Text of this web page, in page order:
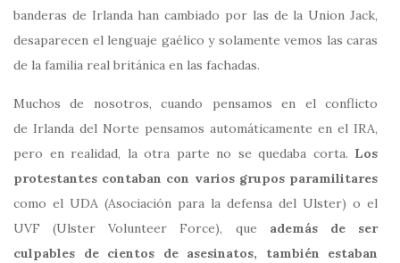
banderas de Irlanda han cambiado por las de la Union Jack,
desaparecen el lenguaje gaélico y solamente vemos las caras
de la familia real británica en las fachadas.
Muchos de nosotros, cuando pensamos en el conflicto
de Irlanda del Norte pensamos automáticamente en el IRA,
pero en realidad, la otra parte no se quedaba corta. Los
protestantes contaban con varios grupos paramilitares
como el UDA (Asociación para la defensa del Ulster) o el
UVF (Ulster Volunteer Force), que además de ser
culpables de cientos de asesinatos, también estaban